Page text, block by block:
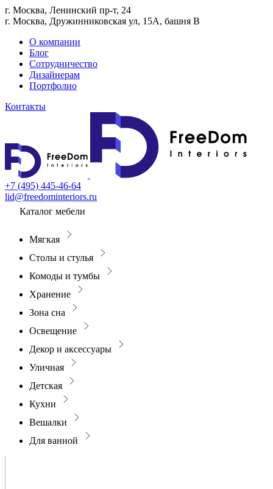
г. Москва, Ленинский пр-т, 24
г. Москва, Дружинниковская ул, 15А, башня В
О компании
Блог
Сотрудничество
Дизайнерам
Портфолио
Контакты
+7 (495) 445-46-64
lid@freedominteriors.ru
Каталог мебели
Мягкая
Столы и стулья
Комоды и тумбы
Хранение
Зона сна
Освещение
Декор и аксессуары
Уличная
Детская
Кухни
Вешалки
Для ванной